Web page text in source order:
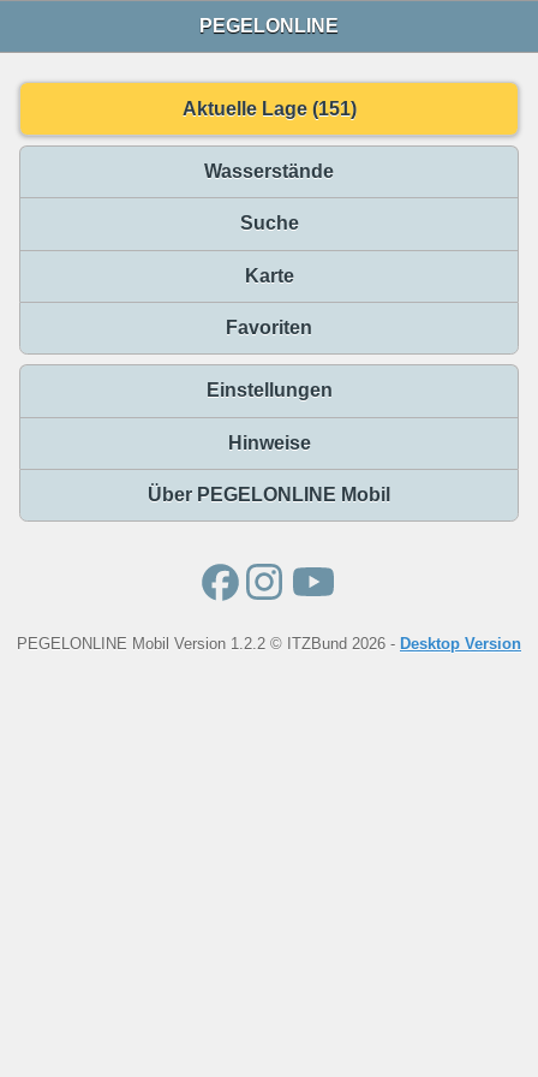
PEGELONLINE
Aktuelle Lage (151)
Wasserstände
Suche
Karte
Favoriten
Einstellungen
Hinweise
Über PEGELONLINE Mobil
PEGELONLINE Mobil Version 1.2.2 © ITZBund 2026 - Desktop Version